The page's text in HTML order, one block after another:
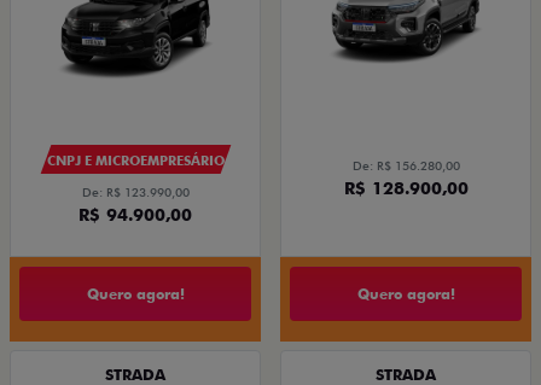
CNPJ E MICROEMPRESÁRIO
De: R$ 123.990,00
R$ 94.900,00
Quero agora!
De: R$ 156.280,00
R$ 128.900,00
Quero agora!
STRADA STRADA